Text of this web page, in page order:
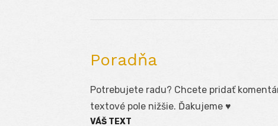
Poradňa
Potrebujete radu? Chcete pridať
textové pole nižšie. Ďakujeme ♥
VÁŠ TEXT